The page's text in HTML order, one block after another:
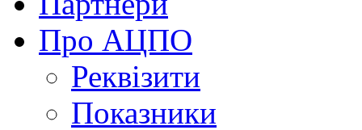
Про АЦПО
Реквізити
Показники